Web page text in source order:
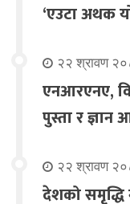
‘एउटा अथक
२२ श्रावण
एनआरएनए,
पुस्ता र
२२ श्रावण
देशको समृद्धि